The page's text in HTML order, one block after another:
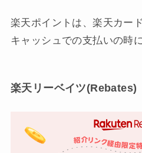
楽天ポイントは、楽天カー
キャッシュでの支払いの時
楽天リーベイツ(Rebates)